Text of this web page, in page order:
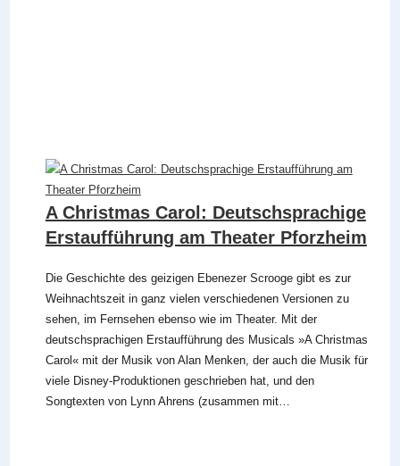
A Christmas Carol: Deutschsprachige
Erstaufführung am Theater Pforzheim
Die Geschichte des geizigen Ebenezer Scrooge gibt es zur
Weihnachtszeit in ganz vielen verschiedenen Versionen zu
sehen, im Fernsehen ebenso wie im Theater. Mit der
deutschsprachigen Erstaufführung des Musicals »A Christmas
Carol« mit der Musik von Alan Menken, der auch die Musik für
viele Disney-Produktionen geschrieben hat, und den
Songtexten von Lynn Ahrens (zusammen mit…